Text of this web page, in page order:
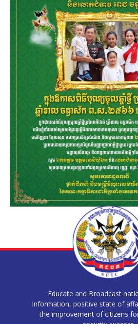
Educate and Broadcast
Information, positive state of
the improvement of citizens